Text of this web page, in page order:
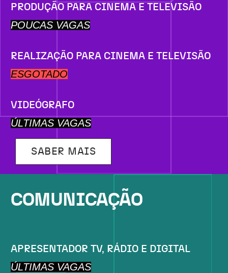
PRODUÇÃO PARA CINEMA E TELEVISÃO
POUCAS VAGAS
REALIZAÇÃO PARA CINEMA E TELEVISÃO
ESGOTADO
VIDEÓGRAFO
ÚLTIMAS VAGAS
SABER MAIS
COMUNICAÇÃO
APRESENTADOR TV, RÁDIO E DIGITAL
ÚLTIMAS VAGAS